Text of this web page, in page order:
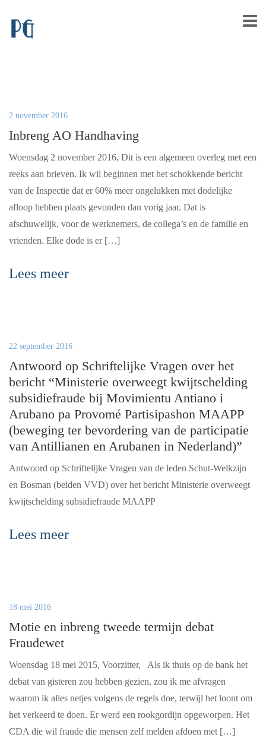
2 november 2016
Inbreng AO Handhaving
Woensdag 2 november 2016, Dit is een algemeen overleg met een
reeks aan brieven. Ik wil beginnen met het schokkende bericht
van de Inspectie dat er 60% meer ongelukken met dodelijke
afloop hebben plaats gevonden dan vorig jaar. Dat is
afschuwelijk, voor de werknemers, de collega’s en de familie en
vrienden. Elke dode is er […]
Lees meer
22 september 2016
Antwoord op Schriftelijke Vragen over het
bericht “Ministerie overweegt kwijtschelding
subsidiefraude bij Movimientu Antiano i
Arubano pa Provomé Partisipashon MAAPP
(beweging ter bevordering van de participatie
van Antillianen en Arubanen in Nederland)”
Antwoord op Schriftelijke Vragen van de leden Schut-Welkzijn
en Bosman (beiden VVD) over het bericht Ministerie overweegt
kwijtschelding subsidiefraude MAAPP
Lees meer
18 mei 2016
Motie en inbreng tweede termijn debat
Fraudewet
Woensdag 18 mei 2015, Voorzitter, Als ik thuis op de bank het
debat van gisteren zou hebben gezien, zou ik me afvragen
waarom ik alles netjes volgens de regels doe, terwijl het loont om
het verkeerd te doen. Er werd een rookgordijn opgeworpen. Het
CDA die wil fraude die mensen zelf melden afdoen met […]